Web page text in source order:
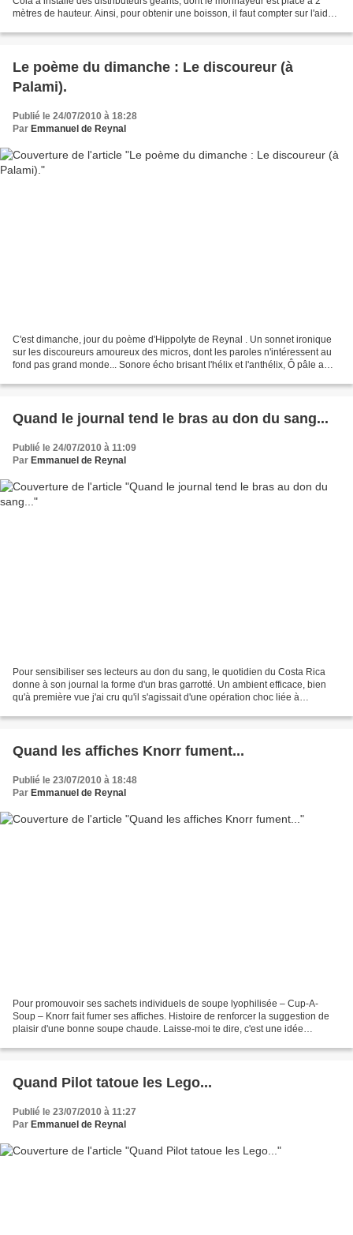
mètres de hauteur. Ainsi, pour obtenir une boisson, il faut compter sur l'aide
Le poème du dimanche : Le discoureur (à
Palami).
Publié le 24/07/2010 à 18:28
Par Emmanuel de Reynal
C'est dimanche, jour du poème d'Hippolyte de Reynal . Un sonnet ironique
sur les discoureurs amoureux des micros, dont les paroles n'intéressent au
fond pas grand monde... Sonore écho brisant l'hélix et l'anthélix, Ô pâle ami
Quand le journal tend le bras au don du sang...
Publié le 24/07/2010 à 11:09
Par Emmanuel de Reynal
Pour sensibiliser ses lecteurs au don du sang, le quotidien du Costa Rica
donne à son journal la forme d'un bras garrotté. Un ambient efficace, bien
qu'à première vue j'ai cru qu'il s'agissait d'une opération choc liée à
Quand les affiches Knorr fument...
Publié le 23/07/2010 à 18:48
Par Emmanuel de Reynal
Pour promouvoir ses sachets individuels de soupe lyophilisée – Cup-A-
Soup – Knorr fait fumer ses affiches. Histoire de renforcer la suggestion de
plaisir d'une bonne soupe chaude. Laisse-moi te dire, c'est une idée
Quand Pilot tatoue les Lego...
Publié le 23/07/2010 à 11:27
Par Emmanuel de Reynal